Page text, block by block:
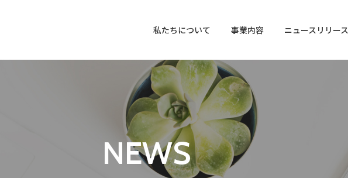
私たちについて 事業内容
ホームページ運用・管理
ニュースリリース
NEWS